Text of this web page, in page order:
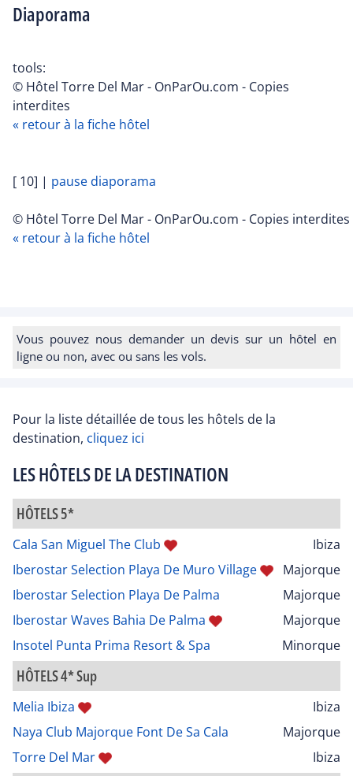
Diaporama
tools:
© Hôtel Torre Del Mar - OnParOu.com - Copies
interdites
« retour à la fiche hôtel
[ 10] | pause diaporama
© Hôtel Torre Del Mar - OnParOu.com - Copies interdites
« retour à la fiche hôtel
Vous pouvez nous demander un devis sur un hôtel en
ligne ou non, avec ou sans les vols.
Pour la liste détaillée de tous les hôtels de la
destination, cliquez ici
LES HÔTELS DE LA DESTINATION
HÔTELS 5*
Cala San Miguel The Club
Ibiza
Iberostar Selection Playa De Muro Village
Majorque
Iberostar Selection Playa De Palma
Majorque
Iberostar Waves Bahia De Palma
Majorque
Insotel Punta Prima Resort & Spa
Minorque
HÔTELS 4* Sup
Melia Ibiza
Ibiza
Naya Club Majorque Font De Sa Cala
Majorque
Torre Del Mar
Ibiza